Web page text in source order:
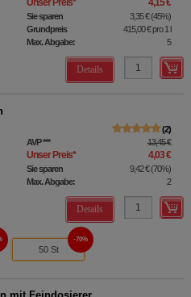
Unser Preis* 4,15 €
Sie sparen 3,35 €(45%)
Grundpreis
415,00 €pro 1 l
Max. Abgabe:
5
Details
2
AVP*** 13,45 €
Unser Preis* 4,03 €
Sie sparen 9,42 €(70%)
Max. Abgabe:
2
Details
50 St
70%